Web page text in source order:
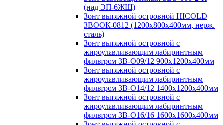
(над ЭП-6ЖШ)
Зонт вытяжной островной HICOLD
ЗВООК-0812 (1200х800x400мм, нерж.
сталь)
Зонт вытяжной островной с
жироулавливающим лабиринтным
фильтром ЗВ-О09/12 900х1200х400мм
Зонт вытяжной островной с
жироулавливающим лабиринтным
фильтром ЗВ-О14/12 1400х1200х400мм
Зонт вытяжной островной с
жироулавливающим лабиринтным
фильтром ЗВ-О16/16 1600х1600х400мм